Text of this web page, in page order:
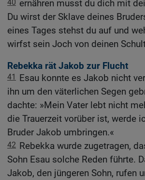
40 ernähren musst du dich mit
Du wirst der Sklave deines
eines Tages stehst du auf und
wirfst sein Joch von deinen
Rebekka rät Jakob zur Flucht
41 Esau konnte es Jakob nicht
ihn um den väterlichen Segen
dachte: »Mein Vater lebt nicht
die Trauerzeit vorüber ist, werde
Bruder Jakob umbringen.«
42 Rebekka wurde zugetragen,
Sohn Esau solche Reden führte.
Jakob, den jüngeren Sohn, rufen